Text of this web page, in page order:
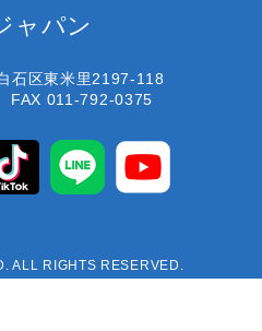
ャパン
石区東米里2197-118
011-792-0375
ALL RIGHTS RESERVED.